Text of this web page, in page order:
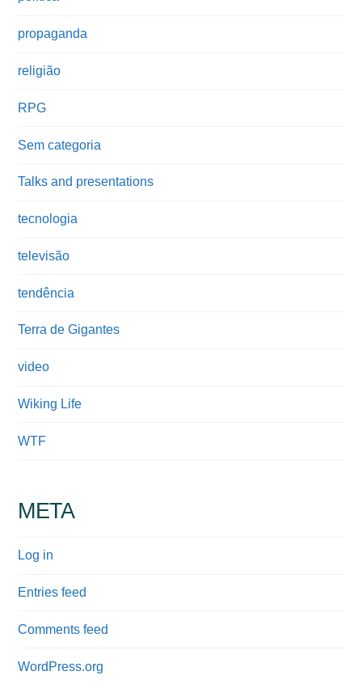
propaganda
religião
RPG
Sem categoria
Talks and presentations
tecnologia
televisão
tendência
Terra de Gigantes
video
Wiking Life
WTF
META
Log in
Entries feed
Comments feed
WordPress.org